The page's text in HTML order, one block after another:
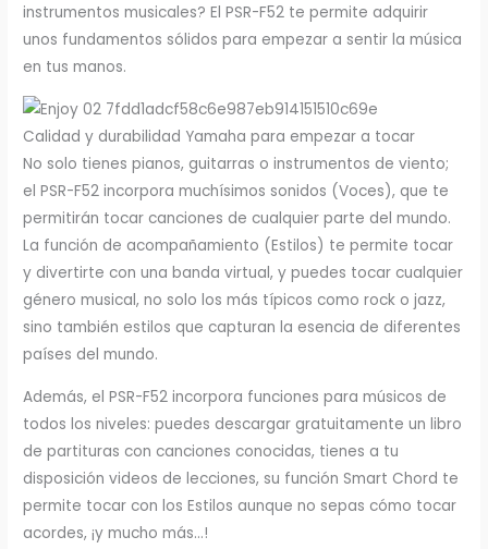
instrumentos musicales? El PSR-F52 te permite adquirir
unos fundamentos sólidos para empezar a sentir la música
en tus manos.
Calidad y durabilidad Yamaha para empezar a tocar
No solo tienes pianos, guitarras o instrumentos de viento;
el PSR-F52 incorpora muchísimos sonidos (Voces), que te
permitirán tocar canciones de cualquier parte del mundo.
La función de acompañamiento (Estilos) te permite tocar
y divertirte con una banda virtual, y puedes tocar cualquier
género musical, no solo los más típicos como rock o jazz,
sino también estilos que capturan la esencia de diferentes
países del mundo.
Además, el PSR-F52 incorpora funciones para músicos de
todos los niveles: puedes descargar gratuitamente un libro
de partituras con canciones conocidas, tienes a tu
disposición videos de lecciones, su función Smart Chord te
permite tocar con los Estilos aunque no sepas cómo tocar
acordes, ¡y mucho más…!